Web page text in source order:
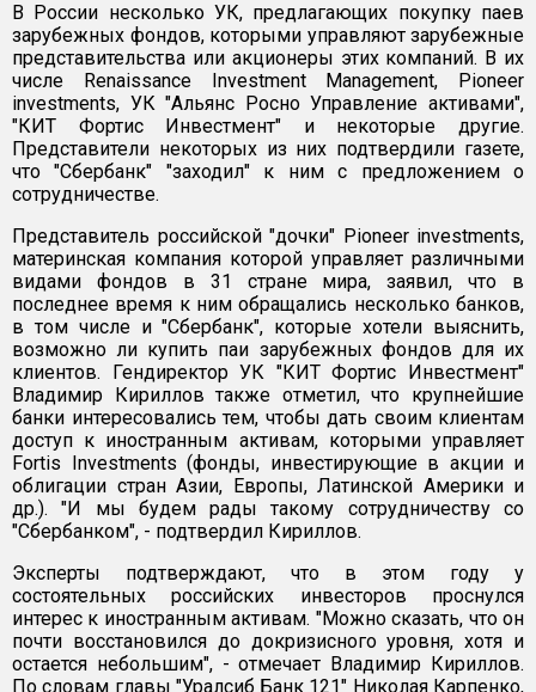
В России несколько УК, предлагающих покупку паев
зарубежных фондов, которыми управляют зарубежные
представительства или акционеры этих компаний. В их
числе Renaissance Investment Management, Pioneer
investments, УК "Альянс Росно Управление активами",
"КИТ Фортис Инвестмент" и некоторые другие.
Представители некоторых из них подтвердили газете,
что "Сбербанк" "заходил" к ним с предложением о
сотрудничестве.
Представитель российской "дочки" Pioneer investments,
материнская компания которой управляет различными
видами фондов в 31 стране мира, заявил, что в
последнее время к ним обращались несколько банков,
в том числе и "Сбербанк", которые хотели выяснить,
возможно ли купить паи зарубежных фондов для их
клиентов. Гендиректор УК "КИТ Фортис Инвестмент"
Владимир Кириллов также отметил, что крупнейшие
банки интересовались тем, чтобы дать своим клиентам
доступ к иностранным активам, которыми управляет
Fortis Investments (фонды, инвестирующие в акции и
облигации стран Азии, Европы, Латинской Америки и
др.). "И мы будем рады такому сотрудничеству со
"Сбербанком", - подтвердил Кириллов.
Эксперты подтверждают, что в этом году у
состоятельных российских инвесторов проснулся
интерес к иностранным активам. "Можно сказать, что он
почти восстановился до докризисного уровня, хотя и
остается небольшим", - отмечает Владимир Кириллов.
По словам главы "Уралсиб Банк 121" Николая Карпенко,